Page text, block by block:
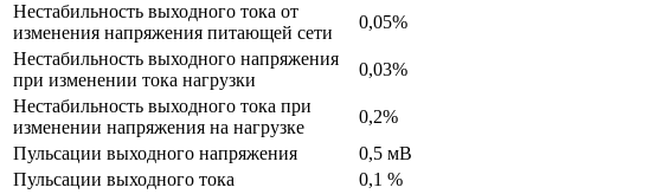
Нестабильность выходного тока от
изменения напряжения питающей сети
0,05%
Нестабильность выходного напряжения
при изменении тока нагрузки
0,03%
Нестабильность выходного тока при
изменении напряжения на нагрузке
0,2%
Пульсации выходного напряжения
0,5 мВ
Пульсации выходного тока
0,1 %